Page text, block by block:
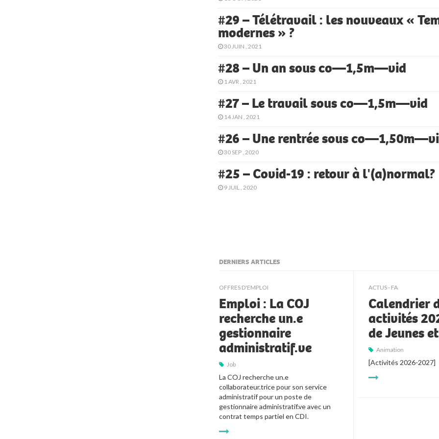
#29 – Télétravail : les nouveaux «
modernes » ?
30 JUIN , 2021
#28 – Un an sous co—1,5m—vid
1 AVR , 2021
#27 – Le travail sous co—1,5m—vid
14 JAN , 2021
#26 – Une rentrée sous
30 SEP , 2020
#25 – Covid-19 : retour à l'(a)normal?
9 JUIL , 2020
DERNIERS ARTICLES
OFFRES D'EMPLOI
Emploi : La COJ
recherche un.e
gestionnaire
administratif.ve
Job
La COJ recherche un.e
collaborateur.trice pour son service
administratif pour un poste de
gestionnaire administratif.ve avec un
contrat temps partiel en CDI.
ACTUS - FA
Calendrier
activités
de Jeunes
Animation
[Activités 2026-2027]